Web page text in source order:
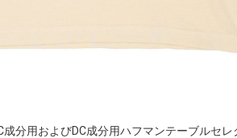
分用およびDC成分用ハフマンテーブルセレ